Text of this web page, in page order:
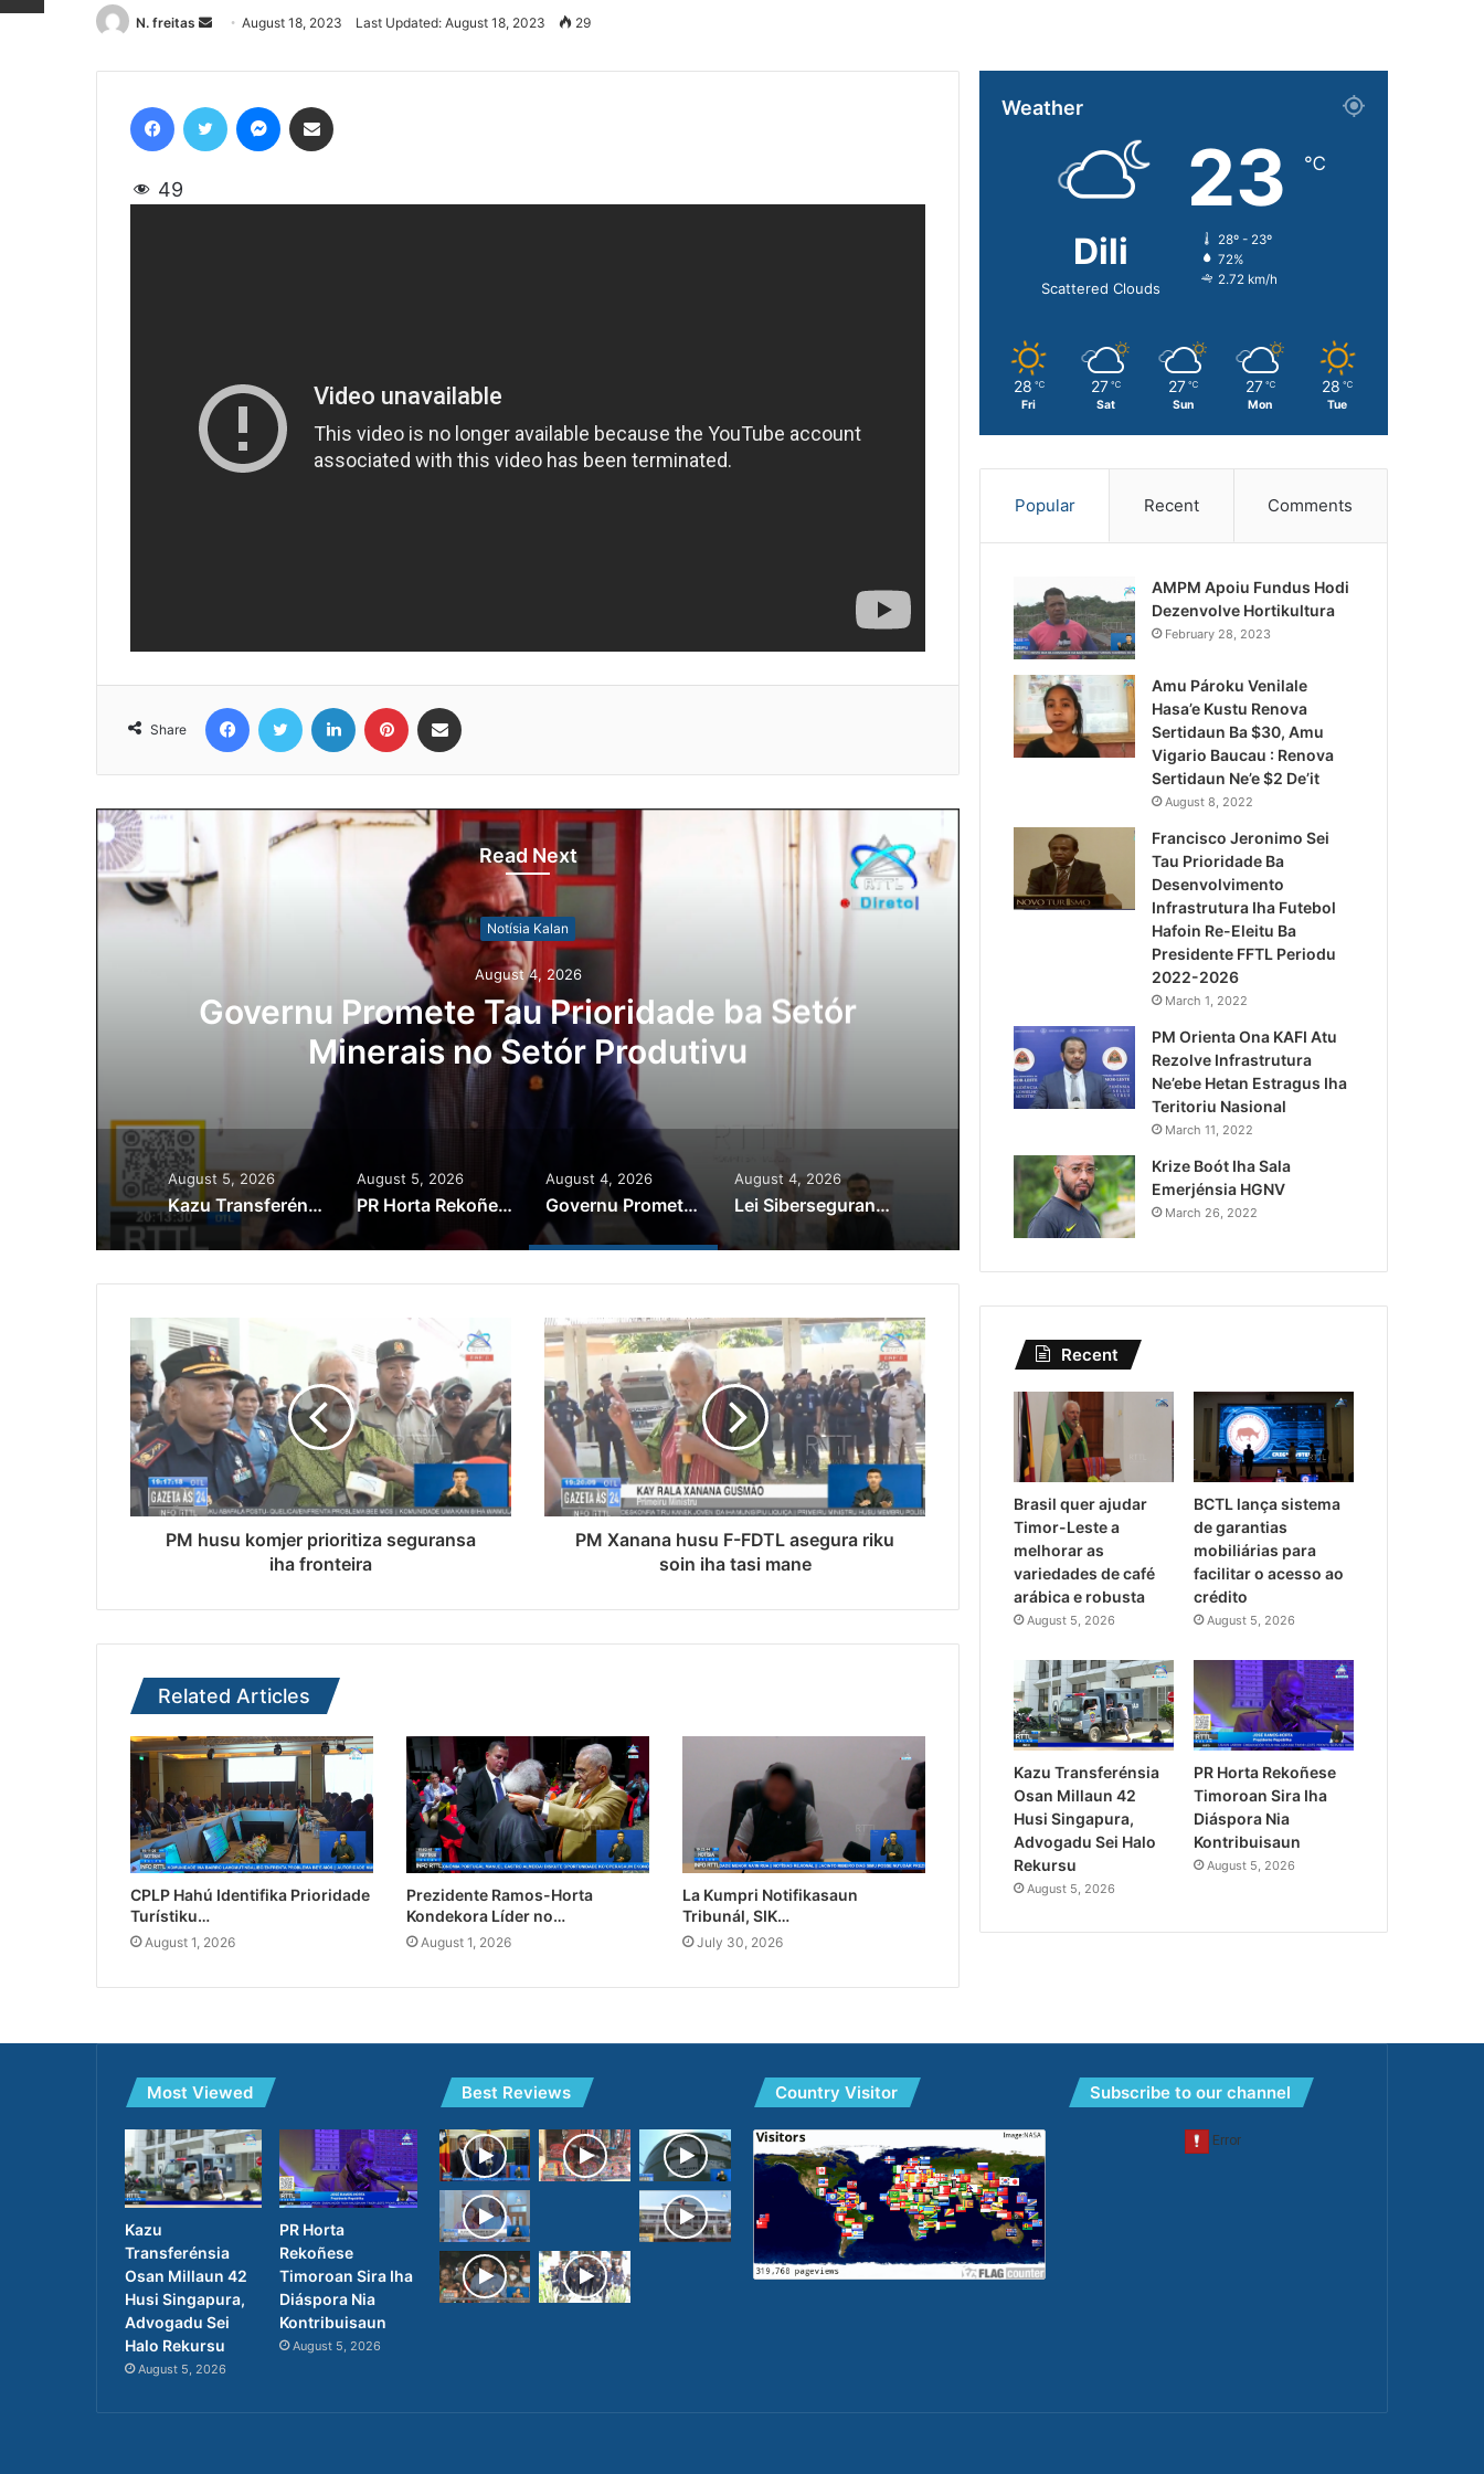
N. freitas
Send
email
August 18, 2023 Last Updated: August 18, 2023 29
49
Share
Read Next
Notísia Kalan
August 4, 2026
Lei Siberseguransa Ajuda Autoridade Polisiál
Kaptura Autór Kriminozu ho Paradeiru Iha
Estranjeiru
Kazu Transferénsia
Singapura, Advogadu
August 5, 2026
Kazu Transferénsia Osan Millaun 42 Husi Singapura, Advogadu Sei Halo Rekursu
August 5, 2026
PR Horta Rekoñese Timoroan Sira Iha Diáspora Nia Kontribuisaun
August 4, 2026
Governu Promete Tau Prioridade ba Setór Minerais no Setór Produtivu
August 4, 2026
Lei Siberseguransa Ajuda Autoridade Polisiál Kaptura Autór Kriminozu ho Paradeiru Iha Estranjeiru
PM husu komjer prioritiza seguransa
iha fronteira
PM Xanana husu F-FDTL asegura riku
soin iha tasi mane
Related Articles
CPLP Hahú Identifika Prioridade
Turístiku…
August 1, 2026
Prezidente Ramos-Horta
Kondekora Líder no…
August 1, 2026
La Kumpri Notifikasaun
Tribunál, SIK…
July 30, 2026
Weather
Dili
Scattered Clouds
23 ℃
28º - 23º
72%
2.72 km/h
28 ℃
Fri
27 ℃
Sat
27 ℃
Sun
27 ℃
Mon
28 ℃
Tue
Popular Recent Comments
AMPM Apoiu Fundus Hodi
Dezenvolve Hortikultura
February 28, 2023
Amu Pároku Venilale
Hasa’e Kustu Renova
Sertidaun Ba $30, Amu
Vigario Baucau : Renova
Sertidaun Ne’e $2 De’it
August 8, 2022
Francisco Jeronimo Sei
Tau Prioridade Ba
Desenvolvimento
Infrastrutura Iha Futebol
Hafoin Re-Eleitu Ba
Presidente FFTL Periodu
2022-2026
March 1, 2022
PM Orienta Ona KAFI Atu
Rezolve Infrastrutura
Ne’ebe Hetan Estragus Iha
Teritoriu Nasional
March 11, 2022
Krize Boót Iha Sala
Emerjénsia HGNV
March 26, 2022
Recent
Brasil quer ajudar
Timor-Leste a
melhorar as
variedades de café
arábica e robusta
August 5, 2026
BCTL lança sistema
de garantias
mobiliárias para
facilitar o acesso ao
crédito
August 5, 2026
Kazu Transferénsia
Osan Millaun 42
Husi Singapura,
Advogadu Sei Halo
Rekursu
August 5, 2026
PR Horta Rekoñese
Timoroan Sira Iha
Diáspora Nia
Kontribuisaun
August 5, 2026
Most Viewed
Kazu
Transferénsia
Osan Millaun 42
Husi Singapura,
Advogadu Sei
Halo Rekursu
August 5, 2026
PR Horta
Rekoñese
Timoroan Sira Iha
Diáspora Nia
Kontribuisaun
August 5, 2026
Best Reviews Country Visitor Subscribe to our channel